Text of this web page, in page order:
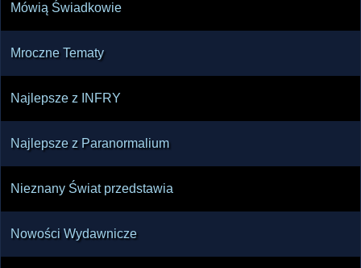
Mówią Świadkowie
Mroczne Tematy
Najlepsze z INFRY
Najlepsze z Paranormalium
Nieznany Świat przedstawia
Nowości Wydawnicze